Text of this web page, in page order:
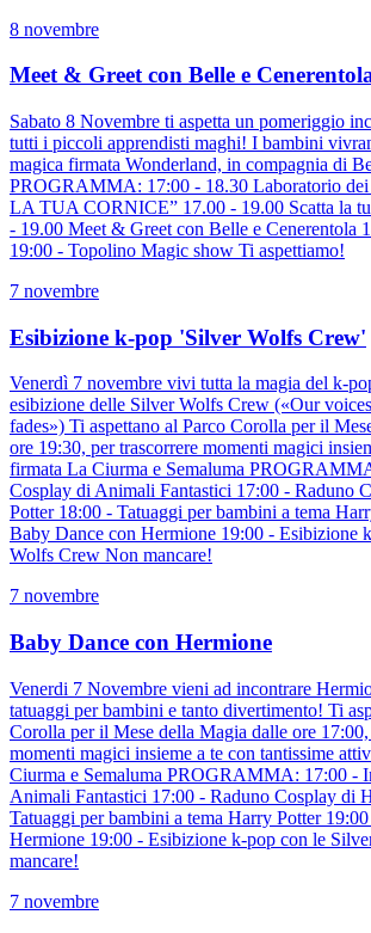
8 novembre
Meet & Greet con Belle e
Sabato 8 Novembre ti aspetta un pomeriggio
tutti i piccoli apprendisti maghi! I bambini
magica firmata Wonderland, in compagnia di
PROGRAMMA: 17:00 - 18.30 Laboratorio
LA TUA CORNICE” 17.00 - 19.00 Scatta la
- 19.00 Meet & Greet con Belle e Cenerentola
19:00 - Topolino Magic show Ti aspettiamo!
7 novembre
Esibizione k-pop 'Silver Wolfs Crew'
Venerdì 7 novembre vivi tutta la magia del k-
esibizione delle Silver Wolfs Crew («Our
fades») Ti aspettano al Parco Corolla per il
ore 19:30, per trascorrere momenti magici
firmata La Ciurma e Semaluma
Cosplay di Animali Fantastici 17:00 - Raduno
Potter 18:00 - Tatuaggi per bambini a tema
Baby Dance con Hermione 19:00 - Esibizione
Wolfs Crew Non mancare!
7 novembre
Baby Dance con Hermione
Venerdi 7 Novembre vieni ad incontrare
tatuaggi per bambini e tanto divertimento! Ti
Corolla per il Mese della Magia dalle ore 17:00,
momenti magici insieme a te con tantissime
Ciurma e Semaluma PROGRAMMA: 17:00 -
Animali Fantastici 17:00 - Raduno Cosplay di
Tatuaggi per bambini a tema Harry Potter
Hermione 19:00 - Esibizione k-pop con le
mancare!
7 novembre